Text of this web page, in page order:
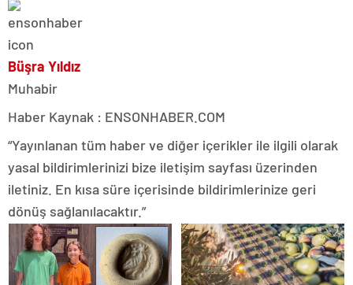
Büşra Yıldız
Muhabir
Haber Kaynak : ENSONHABER.COM
“Yayınlanan tüm haber ve diğer içerikler ile ilgili olarak
yasal bildirimlerinizi bize iletişim sayfası üzerinden
iletiniz. En kısa süre içerisinde bildirimlerinize geri
dönüş sağlanılacaktır.”